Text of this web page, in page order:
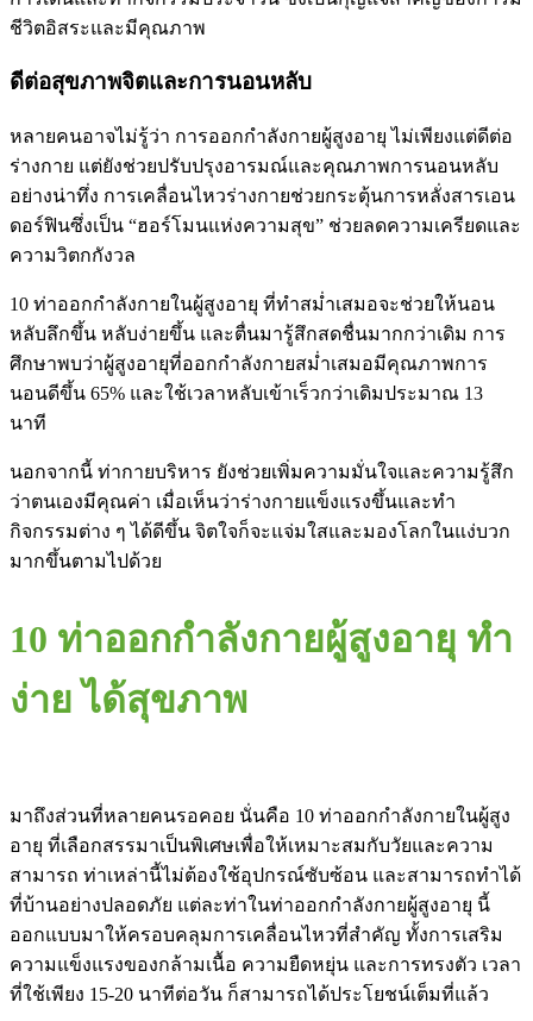
ชีวิตอิสระและมีคุณภาพ
ดีต่อสุขภาพจิตและการนอนหลับ
หลายคนอาจไม่รู้ว่า การออกกำลังกายผู้สูงอายุ ไม่เพียงแต่ดีต่อ
ร่างกาย แต่ยังช่วยปรับปรุงอารมณ์และคุณภาพการนอนหลับ
อย่างน่าทึ่ง การเคลื่อนไหวร่างกายช่วยกระตุ้นการหลั่งสารเอน
ดอร์ฟินซึ่งเป็น “ฮอร์โมนแห่งความสุข” ช่วยลดความเครียดและ
ความวิตกกังวล
10 ท่าออกกำลังกายในผู้สูงอายุ ที่ทำสม่ำเสมอจะช่วยให้นอน
หลับลึกขึ้น หลับง่ายขึ้น และตื่นมารู้สึกสดชื่นมากกว่าเดิม การ
ศึกษาพบว่าผู้สูงอายุที่ออกกำลังกายสม่ำเสมอมีคุณภาพการ
นอนดีขึ้น 65% และใช้เวลาหลับเข้าเร็วกว่าเดิมประมาณ 13
นาที
นอกจากนี้ ท่ากายบริหาร ยังช่วยเพิ่มความมั่นใจและความรู้สึก
ว่าตนเองมีคุณค่า เมื่อเห็นว่าร่างกายแข็งแรงขึ้นและทำ
กิจกรรมต่าง ๆ ได้ดีขึ้น จิตใจก็จะแจ่มใสและมองโลกในแง่บวก
มากขึ้นตามไปด้วย
10 ท่าออกกำลังกายผู้สูงอายุ ทำ
ง่าย ได้สุขภาพ
มาถึงส่วนที่หลายคนรอคอย นั่นคือ 10 ท่าออกกำลังกายในผู้สูง
อายุ ที่เลือกสรรมาเป็นพิเศษเพื่อให้เหมาะสมกับวัยและความ
สามารถ ท่าเหล่านี้ไม่ต้องใช้อุปกรณ์ซับซ้อน และสามารถทำได้
ที่บ้านอย่างปลอดภัย แต่ละท่าในท่าออกกำลังกายผู้สูงอายุ นี้
ออกแบบมาให้ครอบคลุมการเคลื่อนไหวที่สำคัญ ทั้งการเสริม
ความแข็งแรงของกล้ามเนื้อ ความยืดหยุ่น และการทรงตัว เวลา
ที่ใช้เพียง 15-20 นาทีต่อวัน ก็สามารถได้ประโยชน์เต็มที่แล้ว